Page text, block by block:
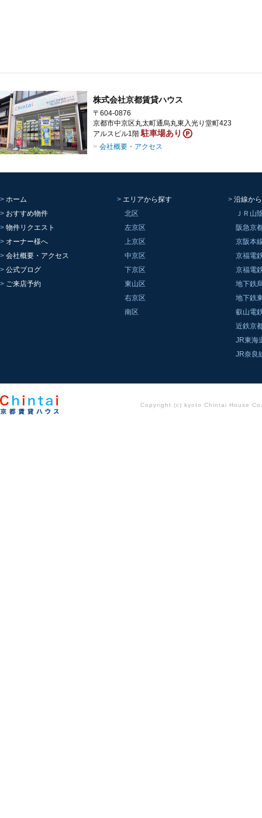
株式会社京都賃貸ハウス
〒604-0876
京都市中京区丸太町通烏丸東入光り堂町423
アルスビル1階 駐車場あり
会社概要・アクセス
ホーム
おすすめ物件
物件リクエスト
オーナー様へ
会社概要・アクセス
公式ブログ
ご来店予約
エリアから探す
北区
左京区
上京区
中京区
下京区
東山区
右京区
南区
沿線か
ＪＲ山
阪急京
京阪本
京福電
京福電
地下鉄
地下鉄
叡山電
近鉄京
JR東海
JR奈良
Copyright (c) kyoto Chintai House